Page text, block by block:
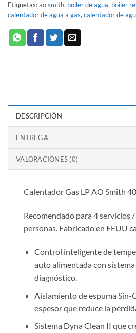
Etiquetas:ao smith, boiler de agua, boiler
calentador de agua a gas,calentador de
DESCRIPCIÓN
ENTREGA
VALORACIONES (0)
Calentador Gas LP AO Smith
Recomendado para 4 servicios
personas. Fabricado en EEUU
Control inteligente de
auto alimentada con
diagnóstico.
Aislamiento de espuma Sin-
espesor que reduce la
Sistema Dyna Clean II que